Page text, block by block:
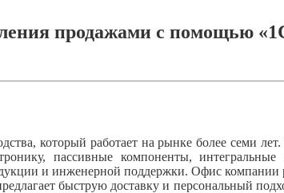
продажами с помощью
который работает на рынке более семи лет.
пассивные компоненты,
и инженерной поддержки. Офис компании
быструю доставку и персональный